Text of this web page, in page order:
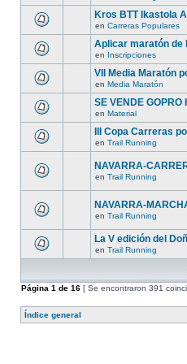
Kros BTT Ikastola
en Carreras Populares
Aplicar maratón de
en Inscripciones
VII Media Maratón
en Media Maratón
SE VENDE GOPRO
en Material
III Copa Carreras
en Trail Running
NAVARRA-
en Trail Running
NAVARRA-
en Trail Running
La V edición del
en Trail Running
Página 1 de 16 [ Se encontraron 391
Índice general